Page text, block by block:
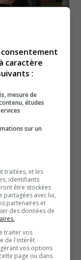
« Goûter le
en valeur des
bouchées pour
Tous les
du Casino
sont de retour
parvis
Salomon.
caractère
:
mesure de
études
sur un
traitées, et les
identifiants
être stockées
partagées avec lui,
partenaires et
des données de
traiter vos
de l'intérêt
vos options
page ou dans